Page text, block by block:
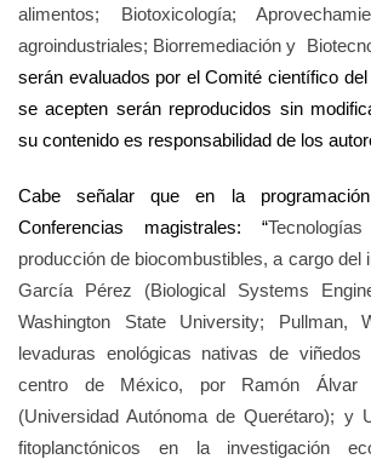
alimentos; Biotoxicología;
agroindustriales; Biorremediación y
serán evaluados por el Comité científico
se acepten serán reproducidos sin
su contenido es responsabilidad de los
Cabe señalar que en la
Conferencias magistrales: “
producción de biocombustibles, a cargo del
García Pérez (Biological Systems
Washington State University; Pullman,
levaduras enológicas nativas de
centro de México, por Ramón Álvar
(Universidad Autónoma de Querétaro); y
fitoplanctónicos en la investigación